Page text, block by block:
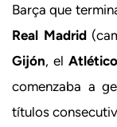
Barça que
Real Madrid
Gijón, el
comenzaba a
títulos